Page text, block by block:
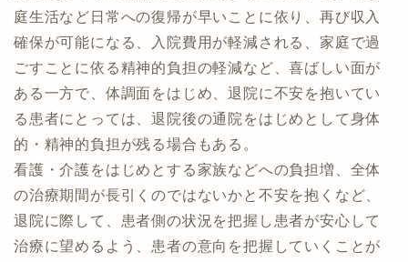
庭生活など日常への復帰が早いことに依り、再び収入
確保が可能になる、入院費用が軽減される、家庭で過
ごすことに依る精神的負担の軽減など、喜ばしい面が
ある一方で、体調面をはじめ、退院に不安を抱いてい
る患者にとっては、退院後の通院をはじめとして身体
的・精神的負担が残る場合もある。
看護・介護をはじめとする家族などへの負担増、全体
の治療期間が長引くのではないかと不安を抱くなど、
退院に際して、患者側の状況を把握し患者が安心して
治療に望めるよう、患者の意向を把握していくことが